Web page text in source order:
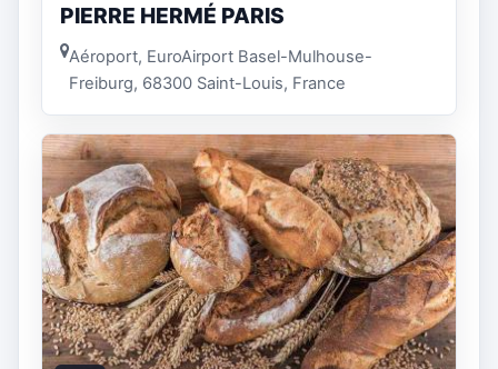
PIERRE HERMÉ PARIS
Aéroport, EuroAirport Basel-Mulhouse-
Freiburg, 68300 Saint-Louis, France